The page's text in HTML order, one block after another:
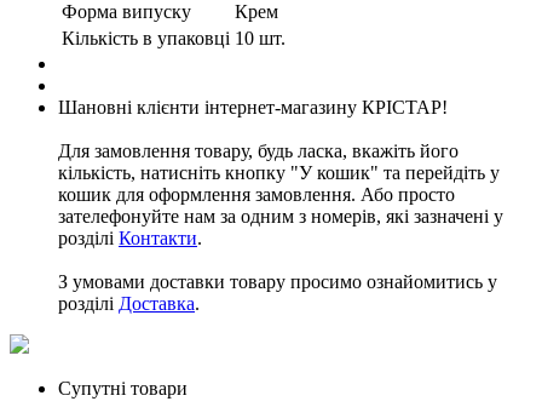
Форма випуску
Крем
Кількість в упаковці 10 шт.
Шановні клієнти інтернет-магазину КРІСТАР!
Для замовлення товару, будь ласка, вкажіть його
кількість, натисніть кнопку "У кошик" та перейдіть у
кошик для оформлення замовлення. Або просто
зателефонуйте нам за одним з номерів, які зазначені у
розділі Контакти.
З умовами доставки товару просимо ознайомитись у
розділі Доставка.
Супутні товари